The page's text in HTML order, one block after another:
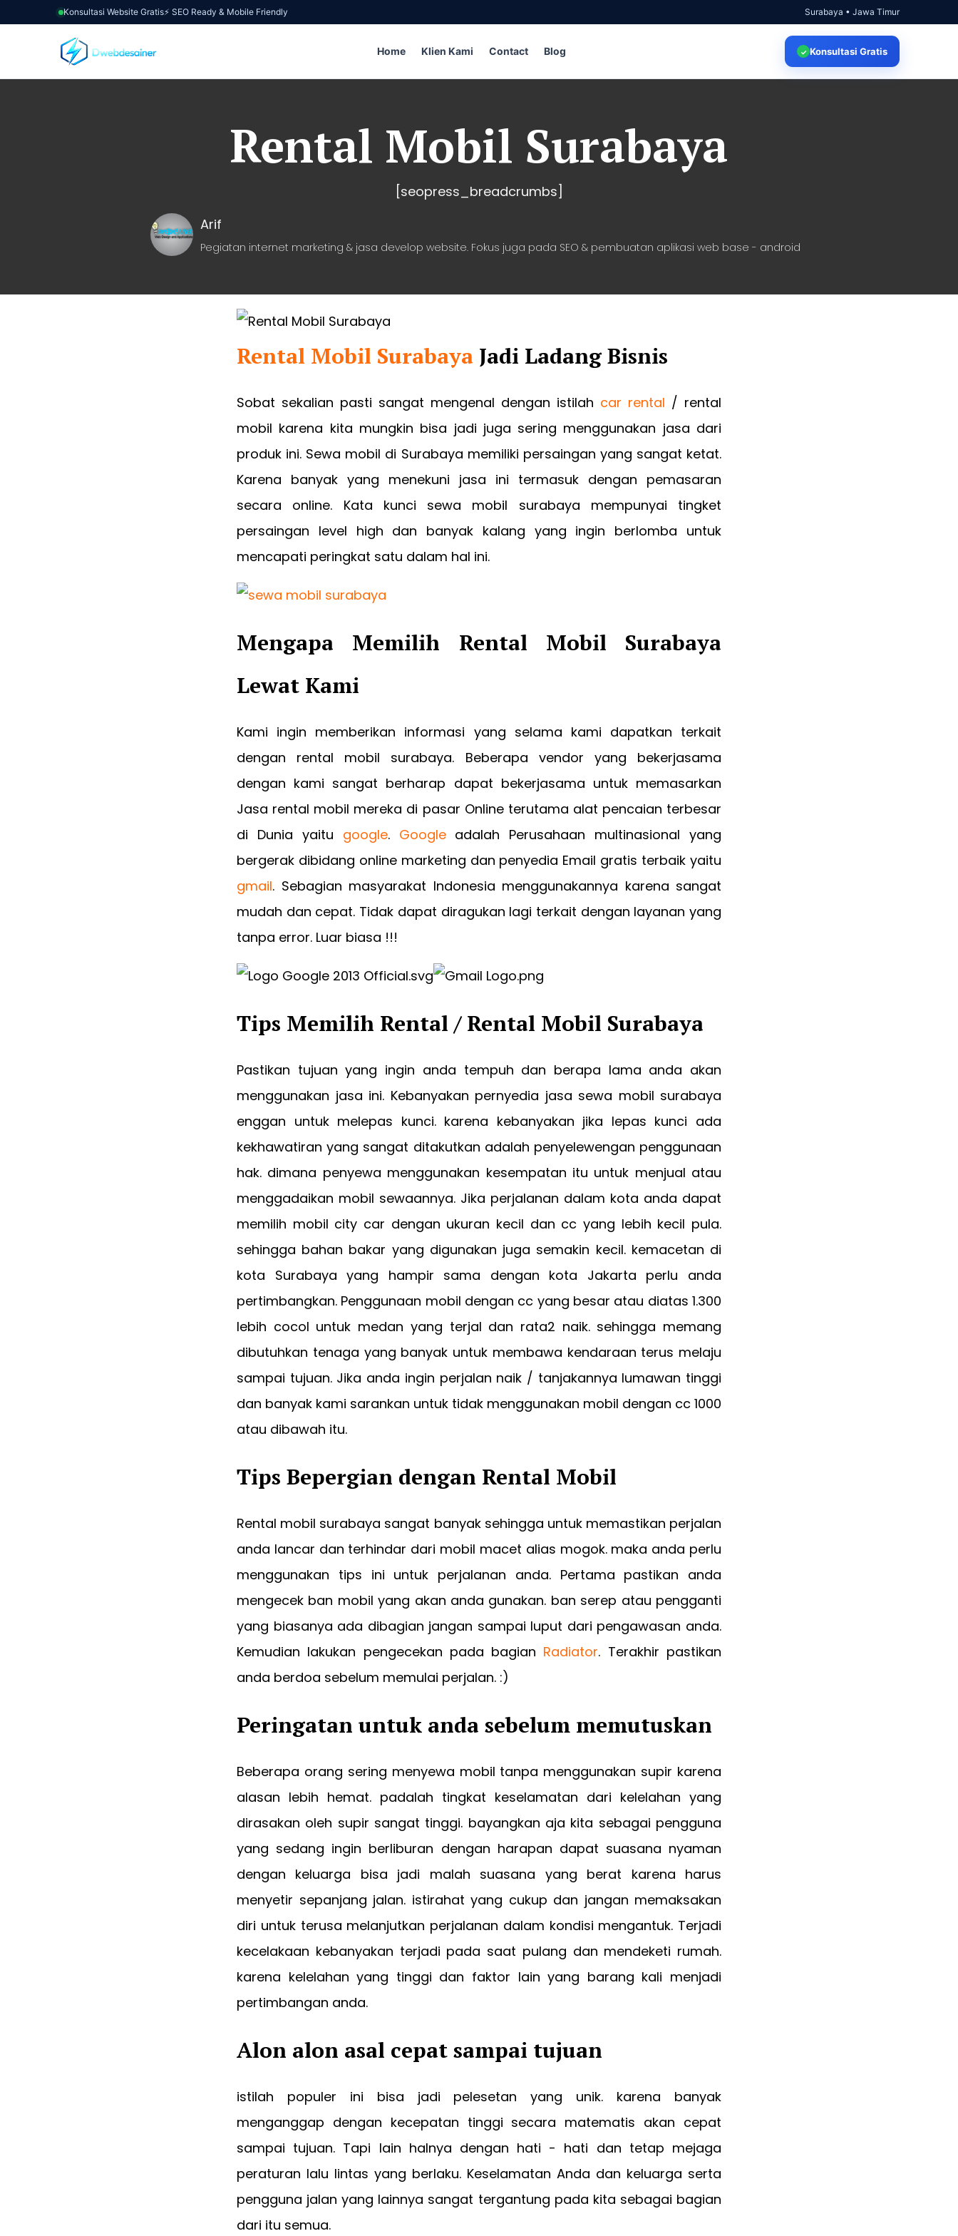
Konsultasi Website Gratis⚡ SEO Ready & Mobile Friendly Surabaya • Jawa Timur
Home Klien Kami Contact Blog ✓ Konsultasi Gratis
Rental Mobil Surabaya
[seopress_breadcrumbs]
Arif
Pegiatan internet marketing & jasa develop website. Fokus juga pada SEO & pembuatan aplikasi web base - android
Rental Mobil Surabaya Jadi Ladang Bisnis
Sobat sekalian pasti sangat mengenal dengan istilah car rental / rental
mobil karena kita mungkin bisa jadi juga sering menggunakan jasa dari
produk ini. Sewa mobil di Surabaya memiliki persaingan yang sangat ketat.
Karena banyak yang menekuni jasa ini termasuk dengan pemasaran
secara online. Kata kunci sewa mobil surabaya mempunyai tingket
persaingan level high dan banyak kalang yang ingin berlomba untuk
mencapati peringkat satu dalam hal ini.
Mengapa Memilih Rental Mobil Surabaya
Lewat Kami
Kami ingin memberikan informasi yang selama kami dapatkan terkait
dengan rental mobil surabaya. Beberapa vendor yang bekerjasama
dengan kami sangat berharap dapat bekerjasama untuk memasarkan
Jasa rental mobil mereka di pasar Online terutama alat pencaian terbesar
di Dunia yaitu google. Googleadalah Perusahaan multinasional yang
bergerak dibidang online marketing dan penyedia Email gratis terbaik yaitu
gmail. Sebagian masyarakat Indonesia menggunakannya karena sangat
mudah dan cepat. Tidak dapat diragukan lagi terkait dengan layanan yang
tanpa error. Luar biasa !!!
Tips Memilih Rental / Rental Mobil Surabaya
Pastikan tujuan yang ingin anda tempuh dan berapa lama anda akan
menggunakan jasa ini. Kebanyakan pernyedia jasa sewa mobil surabaya
enggan untuk melepas kunci. karena kebanyakan jika lepas kunci ada
kekhawatiran yang sangat ditakutkan adalah penyelewengan penggunaan
hak. dimana penyewa menggunakan kesempatan itu untuk menjual atau
menggadaikan mobil sewaannya. Jika perjalanan dalam kota anda dapat
memilih mobil city car dengan ukuran kecil dan cc yang lebih kecil pula.
sehingga bahan bakar yang digunakan juga semakin kecil. kemacetan di
kota Surabaya yang hampir sama dengan kota Jakarta perlu anda
pertimbangkan. Penggunaan mobil dengan cc yang besar atau diatas 1.300
lebih cocol untuk medan yang terjal dan rata2 naik. sehingga memang
dibutuhkan tenaga yang banyak untuk membawa kendaraan terus melaju
sampai tujuan. Jika anda ingin perjalan naik / tanjakannya lumawan tinggi
dan banyak kami sarankan untuk tidak menggunakan mobil dengan cc 1000
atau dibawah itu.
Tips Bepergian dengan Rental Mobil
Rental mobil surabaya sangat banyak sehingga untuk memastikan perjalan
anda lancar dan terhindar dari mobil macet alias mogok. maka anda perlu
menggunakan tips ini untuk perjalanan anda. Pertama pastikan anda
mengecek ban mobil yang akan anda gunakan. ban serep atau pengganti
yang biasanya ada dibagian jangan sampai luput dari pengawasan anda.
Kemudian lakukan pengecekan pada bagian Radiator. Terakhir pastikan
anda berdoa sebelum memulai perjalan. :)
Peringatan untuk anda sebelum memutuskan
Beberapa orang sering menyewa mobil tanpa menggunakan supir karena
alasan lebih hemat. padalah tingkat keselamatan dari kelelahan yang
dirasakan oleh supir sangat tinggi. bayangkan aja kita sebagai pengguna
yang sedang ingin berliburan dengan harapan dapat suasana nyaman
dengan keluarga bisa jadi malah suasana yang berat karena harus
menyetir sepanjang jalan. istirahat yang cukup dan jangan memaksakan
diri untuk terusa melanjutkan perjalanan dalam kondisi mengantuk. Terjadi
kecelakaan kebanyakan terjadi pada saat pulang dan mendeketi rumah.
karena kelelahan yang tinggi dan faktor lain yang barang kali menjadi
pertimbangan anda.
Alon alon asal cepat sampai tujuan
istilah populer ini bisa jadi pelesetan yang unik. karena banyak
menganggap dengan kecepatan tinggi secara matematis akan cepat
sampai tujuan. Tapi lain halnya dengan hati - hati dan tetap mejaga
peraturan lalu lintas yang berlaku. Keselamatan Anda dan keluarga serta
pengguna jalan yang lainnya sangat tergantung pada kita sebagai bagian
dari itu semua.